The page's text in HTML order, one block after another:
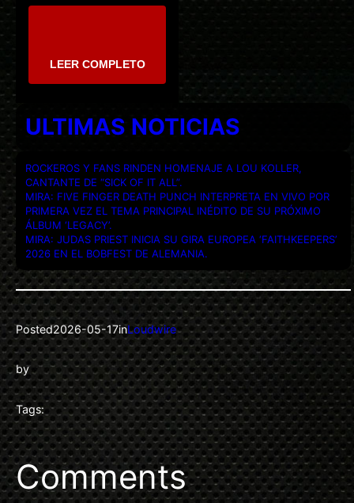
LEER COMPLETO
ULTIMAS NOTICIAS
ROCKEROS Y FANS RINDEN HOMENAJE A LOU KOLLER,
CANTANTE DE “SICK OF IT ALL”.
MIRA: FIVE FINGER DEATH PUNCH INTERPRETA EN VIVO POR
PRIMERA VEZ EL TEMA PRINCIPAL INÉDITO DE SU PRÓXIMO
ÁLBUM ‘LEGACY’.
MIRA: JUDAS PRIEST INICIA SU GIRA EUROPEA ‘FAITHKEEPERS’
2026 EN EL BOBFEST DE ALEMANIA.
Posted2026-05-17inLoudwire
by
Tags:
Comments